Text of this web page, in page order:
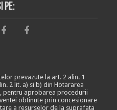
pe:
prevazute la art. 2 alin. 1
2 lit. a) si b) din Hotararea
pentru aprobarea procedurii
obtinute prin concesionare
a resurselor de la suprafata